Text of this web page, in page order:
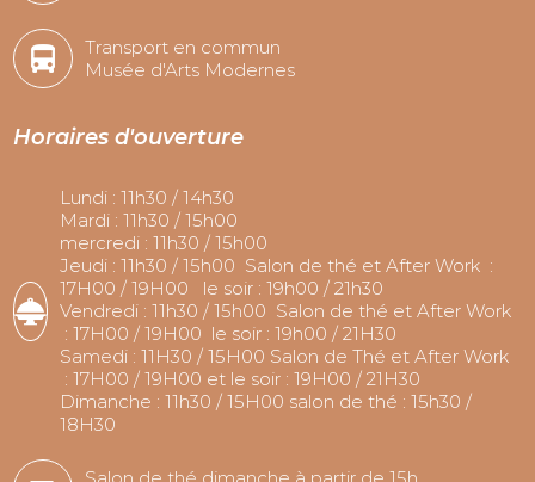
Transport en commun
Musée d'Arts Modernes
Horaires d'ouverture
Lundi : 11h30 / 14h30
Mardi : 11h30 / 15h00
mercredi : 11h30 / 15h00
Jeudi : 11h30 / 15h00 Salon de thé et After Work :
17H00 / 19H00 le soir : 19h00 / 21h30
Vendredi : 11h30 / 15h00 Salon de thé et After Work
: 17H00 / 19H00 le soir : 19h00 / 21H30
Samedi : 11H30 / 15H00 Salon de Thé et After Work
: 17H00 / 19H00 et le soir : 19H00 / 21H30
Dimanche : 11h30 / 15H00 salon de thé : 15h30 /
18H30